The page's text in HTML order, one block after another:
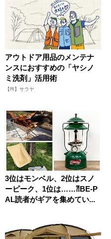
アウトドア用品のメンテナ
ンスにおすすめの「ヤシノ
ミ洗剤」活用術
【PR】サラヤ
3位はモンベル、2位はスノ
ーピーク、1位は……⁈BE-P
AL読者がギアを集めてい...